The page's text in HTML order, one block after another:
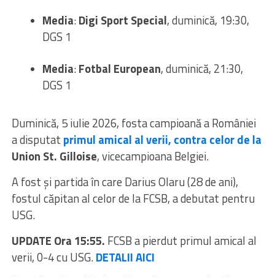
Media:Digi Sport Special, duminică, 19:30,
DGS 1
Media:Fotbal European, duminică, 21:30,
DGS 1
Duminică, 5 iulie 2026, fosta campioană a României
a disputat primul amical al verii, contra celor de la
Union St. Gilloise, vicecampioana Belgiei.
A fost și partida în care Darius Olaru (28 de ani),
fostul căpitan al celor de la FCSB, a debutat pentru
USG.
UPDATE Ora 15:55. FCSB a pierdut primul amical al
verii, 0-4 cu USG.DETALII AICI